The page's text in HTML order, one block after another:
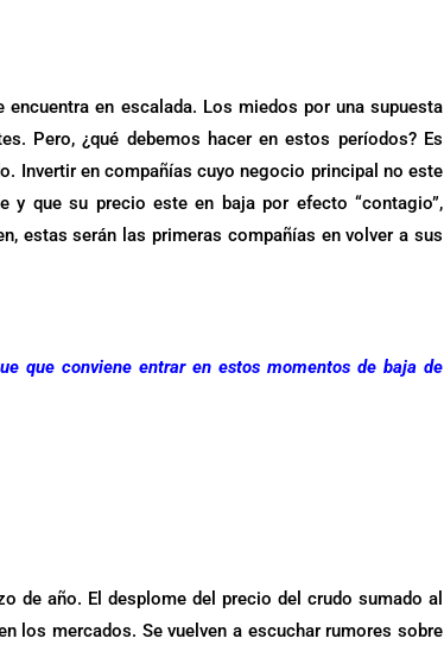
en escalada. Los miedos por una supuesta
Pero, ¿qué debemos hacer en estos períodos? Es
Invertir en compañías cuyo negocio principal no este
y que su precio este en baja por efecto “contagio”,
estas serán las primeras compañías en volver a sus
que conviene entrar en estos momentos de baja de
de año. El desplome del precio del crudo sumado al
los mercados. Se vuelven a escuchar rumores sobre